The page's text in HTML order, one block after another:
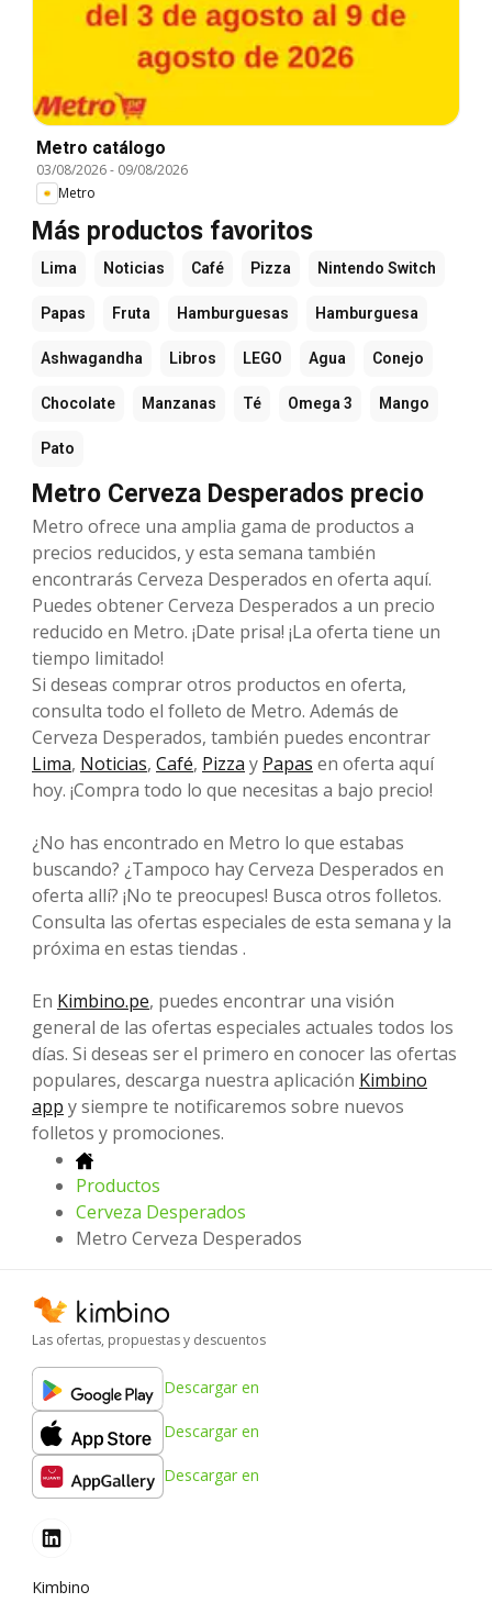
Metro catálogo
03/08/2026- 09/08/2026
Metro
Más productos favoritos
Lima Noticias Café Pizza Nintendo Switch
Papas Fruta Hamburguesas Hamburguesa
Ashwagandha Libros LEGO Agua Conejo
Chocolate Manzanas Té Omega 3 Mango
Pato
Metro Cerveza Desperados precio
Metro ofrece una amplia gama de productos a
precios reducidos, y esta semana también
encontrarás Cerveza Desperados en oferta aquí.
Puedes obtener Cerveza Desperados a un precio
reducido en Metro. ¡Date prisa! ¡La oferta tiene un
tiempo limitado!
Si deseas comprar otros productos en oferta,
consulta todo el folleto de Metro. Además de
Cerveza Desperados, también puedes encontrar
Lima, Noticias, Café, Pizza y Papas en oferta aquí
hoy. ¡Compra todo lo que necesitas a bajo precio!
¿No has encontrado en Metro lo que estabas
buscando? ¿Tampoco hay Cerveza Desperados en
oferta allí? ¡No te preocupes! Busca otros folletos.
Consulta las ofertas especiales de esta semana y la
próxima en estas tiendas .
En Kimbino.pe, puedes encontrar una visión
general de las ofertas especiales actuales todos los
días. Si deseas ser el primero en conocer las ofertas
populares, descarga nuestra aplicación Kimbino
app y siempre te notificaremos sobre nuevos
folletos y promociones.
Productos
Cerveza Desperados
Metro Cerveza Desperados
Las ofertas, propuestas y descuentos
Descargar en
Descargar en
Descargar en
Kimbino